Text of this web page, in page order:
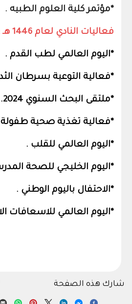
*مؤتمر كلية العلوم الطبيه .
فعاليات النادي لعام 1446 هـ :
*اليوم العالمي لطب القدم .
*فعالية التوعية بسرطان
*ملتقى البحث السنوي 2024.
*فعالية تغذية صحية طفولة
*اليوم العالمي للقلب .
*اليوم الخليجي للصحة
*الاحتفال باليوم الوطني .
*اليوم العالمي للاسعافات
شارك هذه الصفحة